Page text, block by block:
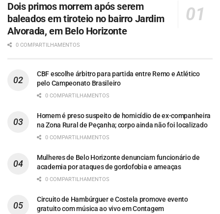
Dois primos morrem após serem
baleados em tiroteio no bairro Jardim
Alvorada, em Belo Horizonte
0 COMPARTILHAMENTOS
CBF escolhe árbitro para partida entre Remo e Atlético
pelo Campeonato Brasileiro
0 COMPARTILHAMENTOS
Homem é preso suspeito de homicídio de ex-companheira
na Zona Rural de Peçanha; corpo ainda não foi localizado
0 COMPARTILHAMENTOS
Mulheres de Belo Horizonte denunciam funcionário de
academia por ataques de gordofobia e ameaças
0 COMPARTILHAMENTOS
Circuito de Hambúrguer e Costela promove evento
gratuito com música ao vivo em Contagem